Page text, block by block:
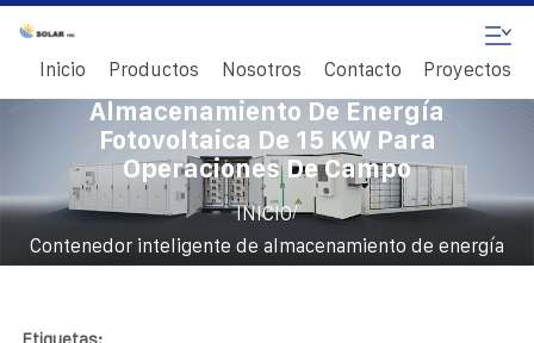
Inicio Productos Nosotros Contacto Proyectos
Contenedor Inteligente De
Almacenamiento De Energía
Fotovoltaica De 15 KW Para
Operaciones De Campo
INICIO/
Contenedor inteligente de almacenamiento de energía
Etiquetas: